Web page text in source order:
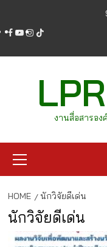
content
facebook
youtube
instagram
tiktok
งานสื่อสารอ
Menu
HOME นักวิจัยดีเด่น
นักวิจัยดีเด่น